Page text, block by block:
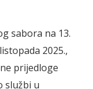
sabora na 13.
2025.,
prijedloge
službi u